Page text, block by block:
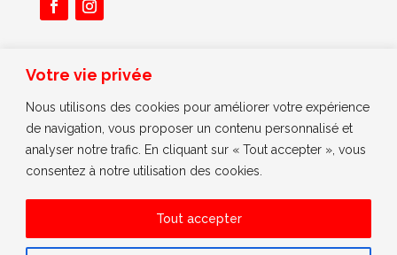
Votre vie privée
Nous utilisons des cookies pour améliorer votre expérience
de navigation, vous proposer un contenu personnalisé et
analyser notre trafic. En cliquant sur « Tout accepter », vous
consentez à notre utilisation des cookies.
Tout accepter
Mentions légales
Confidentialité
Copyright © 2025 MOS ETRIERS
Hoshiru Agency